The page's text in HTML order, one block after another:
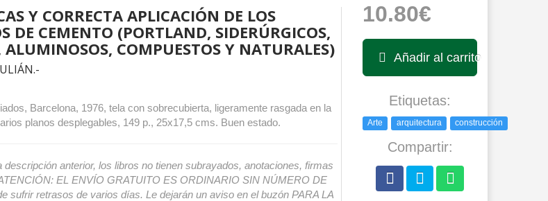
Y CORRECTA APLICACIÓN DE LOS
DE CEMENTO (PORTLAND, SIDERÚRGICOS,
COMPUESTOS Y NATURALES)
Barcelona, 1976, tela con sobrecubierta, ligeramente rasgada en la
planos desplegables, 149 p., 25x17,5 cms. Buen estado.
descripción anterior, los libros no tienen subrayados, anotaciones, firmas
EL ENVÍO GRATUITO ES ORDINARIO SIN NÚMERO DE
sufrir retrasos de varios días. Le dejarán un aviso en el buzón PARA LA
10.80€
Añadir al carrito
Etiquetas:
Arte arquitectura construcción
Compartir: